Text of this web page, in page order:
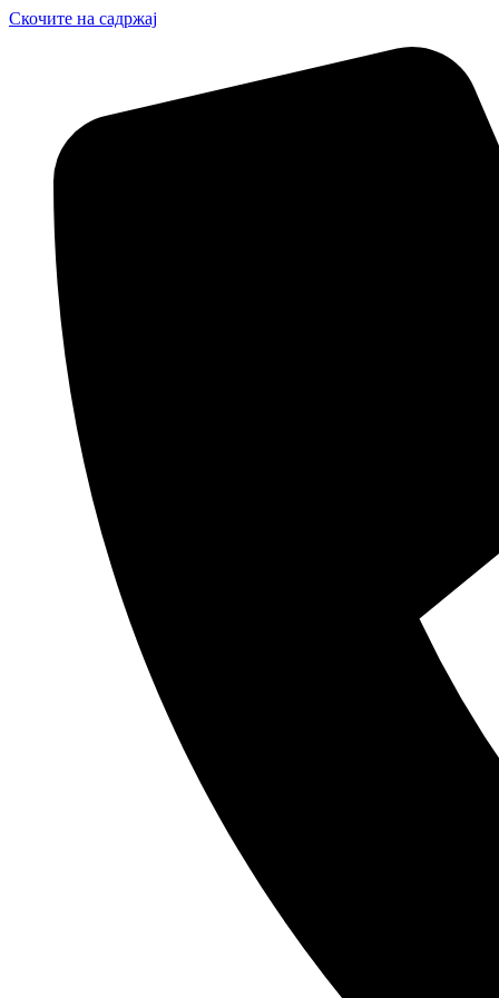
Скочите на садржај